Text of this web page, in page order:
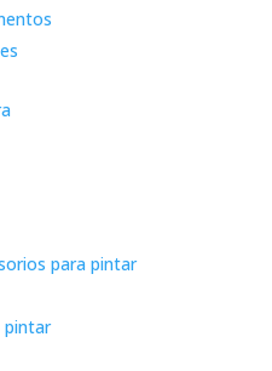
para pintar
pintar